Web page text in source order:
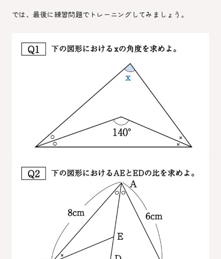
では、最後に練習問題でトレーニングしてみましょう。